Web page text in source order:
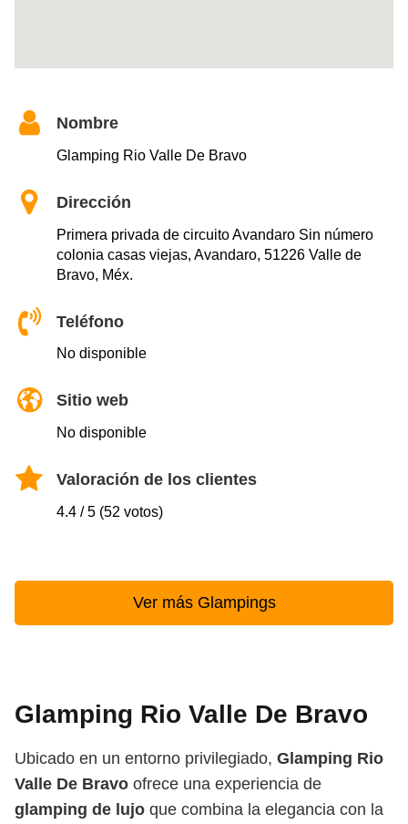
Nombre
Glamping Rio Valle De Bravo
Dirección
Primera privada de circuito Avandaro Sin número
colonia casas viejas, Avandaro, 51226 Valle de
Bravo, Méx.
Teléfono
No disponible
Sitio web
No disponible
Valoración de los clientes
4.4 / 5 (52 votos)
Ver más Glampings
Glamping Rio Valle De Bravo
Ubicado en un entorno privilegiado, Glamping Rio
Valle De Bravo ofrece una experiencia de
glamping de lujo que combina la elegancia con la